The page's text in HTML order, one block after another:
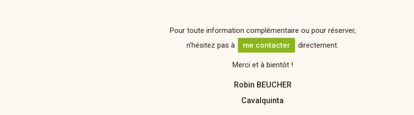
Pour toute information complémentaire ou pour réserver,
n'hésitez pas à
me contacter directement.
Merci et à bientôt !
Robin BEUCHER
Cavalquinta